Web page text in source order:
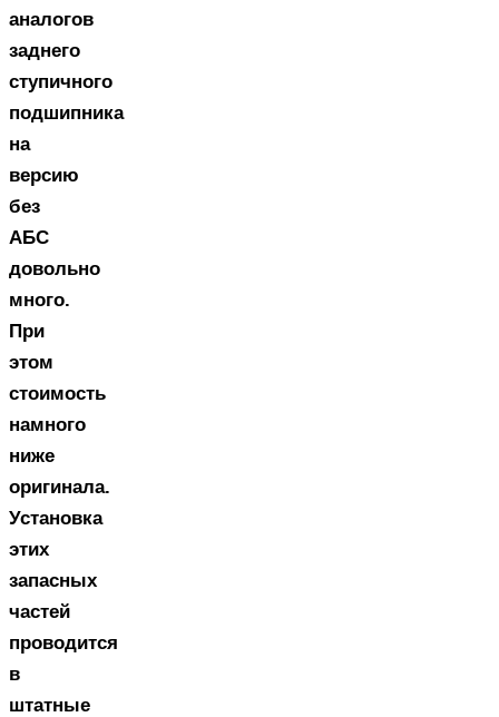
аналогов
заднего
ступичного
подшипника
на
версию
без
АБС
довольно
много.
При
этом
стоимость
намного
ниже
оригинала.
Установка
этих
запасных
частей
проводится
в
штатные